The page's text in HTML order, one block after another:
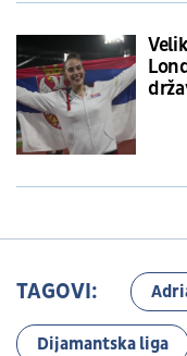
TAGOVI:
Dijamantska liga